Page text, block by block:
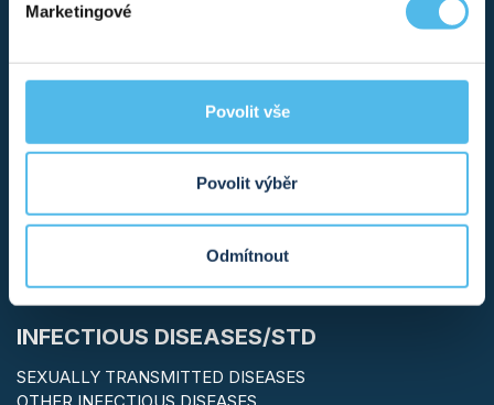
Marketingové
Povolit vše
Povolit výběr
Odmítnout
GENSCAN® – COMPREHENSIVE ANALYSIS
REPRODUCTIVE GENETICS
METABOLIC DISORDERS
OTHER HEREDITARY DISEASES
PRENATAL DIAGNOSTICS
INFECTIOUS DISEASES/STD
SEXUALLY TRANSMITTED DISEASES